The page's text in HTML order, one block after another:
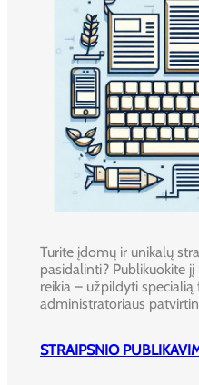
Turite įdomų ir unikalų
pasidalinti? Publikuokite
reikia – užpildyti
administratoriaus
STRAIPSNIO